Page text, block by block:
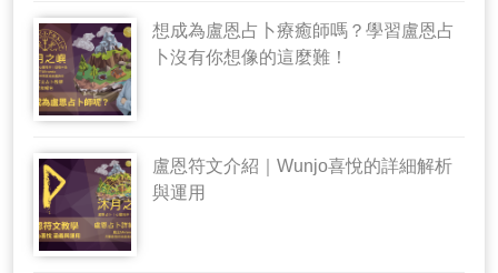
想成為盧恩占卜療癒師嗎？學習盧恩占
卜沒有你想像的這麼難！
盧恩符文介紹｜Wunjo喜悅的詳細解析
與運用